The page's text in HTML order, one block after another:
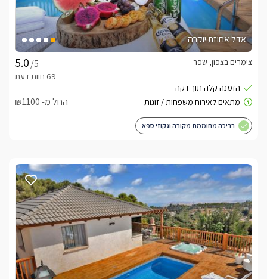
אדל אחוזת יוקרה
/5
צימרים בצפון, שפר
החל מ- ₪1100
בריכה מחוממת מקורה וגקוזי ספא